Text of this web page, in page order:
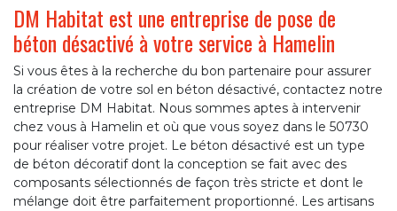
DM Habitat est une entreprise de pose de
béton désactivé à votre service à Hamelin
Si vous êtes à la recherche du bon partenaire pour assurer
la création de votre sol en béton désactivé, contactez notre
entreprise DM Habitat. Nous sommes aptes à intervenir
chez vous à Hamelin et où que vous soyez dans le 50730
pour réaliser votre projet. Le béton désactivé est un type
de béton décoratif dont la conception se fait avec des
composants sélectionnés de façon très stricte et dont le
mélange doit être parfaitement proportionné. Les artisans